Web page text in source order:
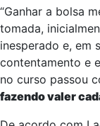
“Ganhar a bolsa
tomada,
inesperado e, em
contentamento e
no curso passou
fazendo valer